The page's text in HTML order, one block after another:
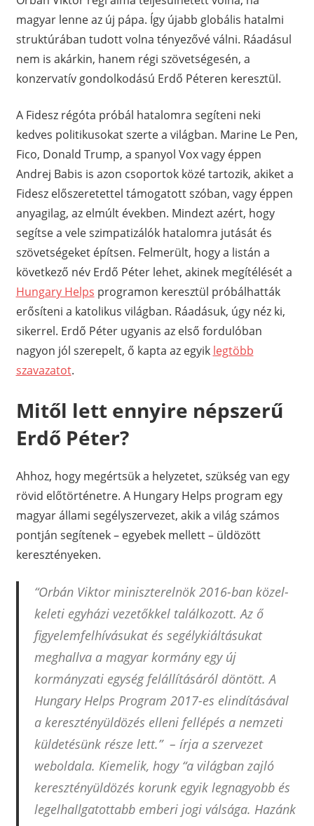
magyar lenne az új pápa. Így újabb globális hatalmi
struktúrában tudott volna tényezővé válni. Ráadásul
nem is akárkin, hanem régi szövetségesén, a
konzervatív gondolkodású Erdő Péteren keresztül.
A Fidesz régóta próbál hatalomra segíteni neki
kedves politikusokat szerte a világban. Marine Le Pen,
Fico, Donald Trump, a spanyol Vox vagy éppen
Andrej Babis is azon csoportok közé tartozik, akiket a
Fidesz előszeretettel támogatott szóban, vagy éppen
anyagilag, az elmúlt években. Mindezt azért, hogy
segítse a vele szimpatizálók hatalomra jutását és
szövetségeket építsen. Felmerült, hogy a listán a
következő név Erdő Péter lehet, akinek megítélését a
Hungary Helps programon keresztül próbálhatták
erősíteni a katolikus világban. Ráadásuk, úgy néz ki,
sikerrel. Erdő Péter ugyanis az első fordulóban
nagyon jól szerepelt, ő kapta az egyik legtöbb
szavazatot.
Mitől lett ennyire népszerű
Erdő Péter?
Ahhoz, hogy megértsük a helyzetet, szükség van egy
rövid előtörténetre. A Hungary Helps program egy
magyar állami segélyszervezet, akik a világ számos
pontján segítenek – egyebek mellett – üldözött
keresztényeken.
“Orbán Viktor miniszterelnök 2016-ban közel-
keleti egyházi vezetőkkel találkozott. Az ő
figyelemfelhívásukat és segélykiáltásukat
meghallva a magyar kormány egy új
kormányzati egység felállításáról döntött. A
Hungary Helps Program 2017-es elindításával
a keresztényüldözés elleni fellépés a nemzeti
küldetésünk része lett.” – írja a szervezet
weboldala. Kiemelik, hogy “a világban zajló
keresztényüldözés korunk egyik legnagyobb és
legelhallgatottabb emberi jogi válsága. Hazánk